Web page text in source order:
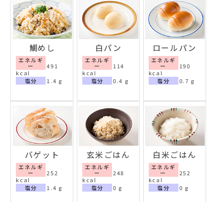
鯛めし
エネルギ
ー
491
kcal
塩分
1.4 g
白パン
エネルギ
ー
114
kcal
塩分
0.4 g
ロールパン
エネルギ
ー
190
kcal
塩分
0.7 g
バゲット
エネルギ
ー
252
kcal
塩分
1.4 g
玄米ごはん
エネルギ
ー
248
kcal
塩分
0 g
白米ごはん
エネルギ
ー
252
kcal
塩分
0 g